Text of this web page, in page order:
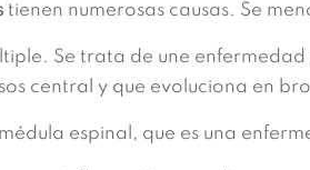
tienen numerosas causas. Se
Se trata de une
central y que evoluciona en
espinal, que es una